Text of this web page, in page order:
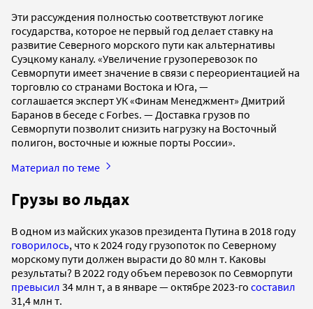
Эти рассуждения полностью соответствуют логике
государства, которое не первый год делает ставку на
развитие Северного морского пути как альтернативы
Суэцкому каналу. «Увеличение грузоперевозок по
Севморпути имеет значение в связи с переориентацией на
торговлю со странами Востока и Юга, —
соглашается эксперт УК «Финам Менеджмент» Дмитрий
Баранов в беседе с Forbes. — Доставка грузов по
Севморпути позволит снизить нагрузку на Восточный
полигон, восточные и южные порты России».
Материал по теме
Грузы во льдах
В одном из майских указов президента Путина в 2018 году
говорилось, что к 2024 году грузопоток по Северному
морскому пути должен вырасти до 80 млн т. Каковы
результаты? В 2022 году объем перевозок по Севморпути
превысил 34 млн т, а в январе — октябре 2023-го составил
31,4 млн т.